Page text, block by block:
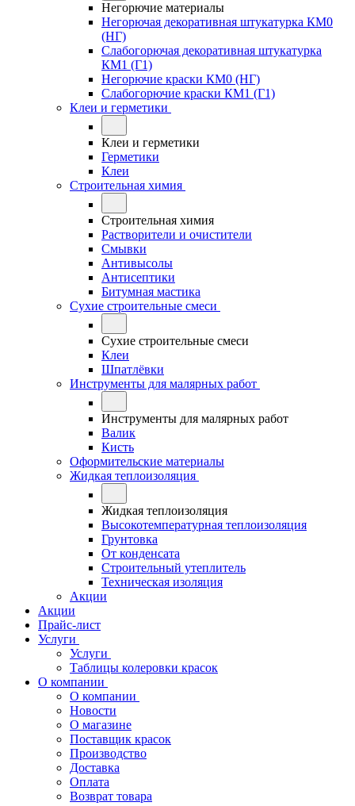
Негорючие материалы
Негорючая декоративная штукатурка КМ0
(НГ)
Слабогорючая декоративная штукатурка
КМ1 (Г1)
Негорючие краски КМ0 (НГ)
Слабогорючие краски КМ1 (Г1)
Клеи и герметики
Клеи и герметики
Герметики
Клеи
Строительная химия
Строительная химия
Растворители и очистители
Смывки
Антивысолы
Антисептики
Битумная мастика
Сухие строительные смеси
Сухие строительные смеси
Клеи
Шпатлёвки
Инструменты для малярных работ
Инструменты для малярных работ
Валик
Кисть
Оформительские материалы
Жидкая теплоизоляция
Жидкая теплоизоляция
Высокотемпературная теплоизоляция
Грунтовка
От конденсата
Строительный утеплитель
Техническая изоляция
Акции
Акции
Прайс-лист
Услуги
Услуги
Таблицы колеровки красок
О компании
О компании
Новости
О магазине
Поставщик красок
Производство
Доставка
Оплата
Возврат товара